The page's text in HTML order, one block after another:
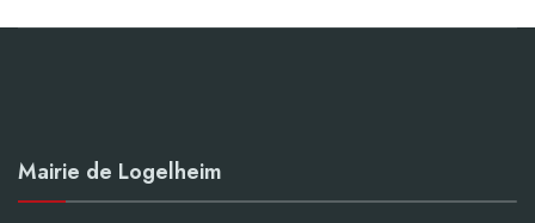
Mairie de Logelheim